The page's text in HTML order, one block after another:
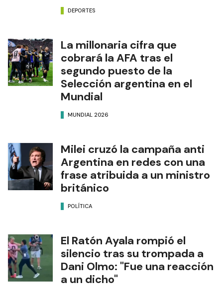
DEPORTES
La millonaria cifra que
cobrará la AFA tras el
segundo puesto de la
Selección argentina en el
Mundial
MUNDIAL 2026
Milei cruzó la campaña anti
Argentina en redes con una
frase atribuida a un ministro
británico
POLÍTICA
El Ratón Ayala rompió el
silencio tras su trompada a
Dani Olmo: "Fue una reacción
a un dicho"